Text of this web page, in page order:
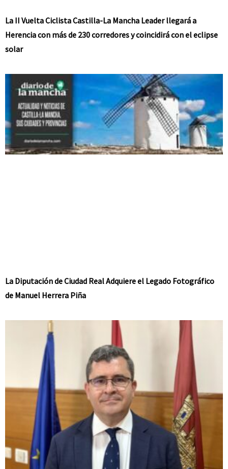
La II Vuelta Ciclista Castilla-La Mancha Leader llegará a
Herencia con más de 230 corredores y coincidirá con el eclipse
solar
La Diputación de Ciudad Real Adquiere el Legado Fotográfico
de Manuel Herrera Piña